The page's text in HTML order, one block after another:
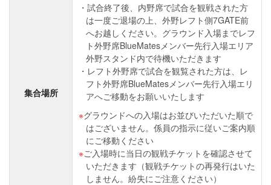
集合場所
試合終了後、内野席で試合を観戦された方
は一度ご退場の上、外野レフト側7GATE前
へお越しください。グラウンド入場までレフ
ト外野席BlueMatesメンバー先行入場エリア
外野スタンド内で待機いただきます
レフト外野席で試合を観覧された方は、レ
フト外野席BlueMatesメンバー先行入場エリ
アへご移動をお願いいたします
グラウンドへの入場はお並びいただいた順で
はございません。係員の指示に従いご案内順
にご移動ください
ご入場時に当日の観戦チケットを確認させて
いただきます（観戦チケットの再発行はいた
しません。紛失にご注意ください）